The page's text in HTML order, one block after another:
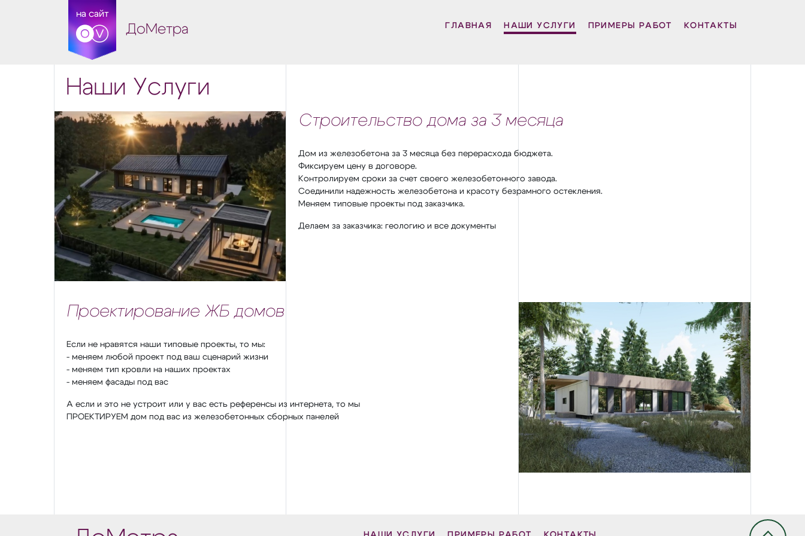
на сайт
ДоМетра ГЛАВНАЯ НАШИ УСЛУГИ ПРИМЕРЫ РАБОТ КОНТАКТЫ
Наши Услуги
Строительство дома за 3 месяца
Дом из железобетона за 3 месяца без перерасхода бюджета.
Фиксируем цену в договоре.
Контролируем сроки за счет своего железобетонного завода.
Соединили надежность железобетона и красоту безрамного остекления.
Меняем типовые проекты под заказчика.
Делаем за заказчика: геологию и все документы
Проектирование ЖБ домов
Если не нравятся наши типовые проекты, то мы:
- меняем любой проект под ваш сценарий жизни
- меняем тип кровли на наших проектах
- меняем фасады под вас
А если и это не устроит или у вас есть референсы из интернета, то мы
ПРОЕКТИРУЕМ дом под вас из железобетонных сборных панелей